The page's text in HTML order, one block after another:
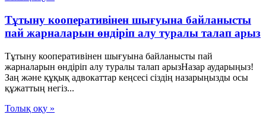
Тұтыну кооперативінен шығуына байланысты
пай жарналарын өндіріп алу туралы талап арыз
Тұтыну кооперативінен шығуына байланысты пай
жарналарын өндіріп алу туралы талап арызНазар аударыңыз!
Заң және құқық адвокаттар кеңсесі сіздің назарыңызды осы
құжаттың негіз...
Толық оқу »